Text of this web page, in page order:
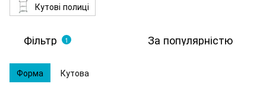
Кутові полиці
Фільтр 1 За популярністю
Форма Кутова